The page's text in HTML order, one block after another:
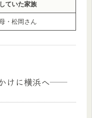
ていた家族
・松岡さん
けに横浜へ──